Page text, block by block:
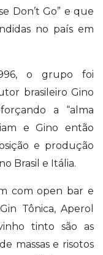
Don’t Go” e que
no país em
o grupo foi
brasileiro Gino
a “alma
e Gino então
e produção
Brasil e Itália.
com open bar e
Tônica, Aperol
tinto são as
massas e risotos